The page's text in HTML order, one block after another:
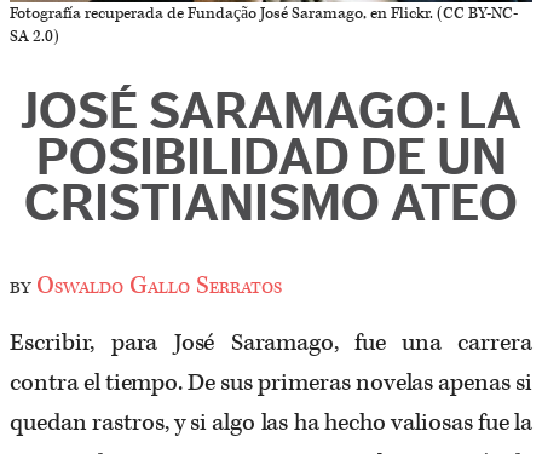
Fotografía recuperada de Fundação José Saramago, en Flickr. (CC BY-NC-
SA 2.0)
JOSÉ SARAMAGO: LA
POSIBILIDAD DE UN
CRISTIANISMO ATEO
byOswaldo Gallo Serratos
Escribir, para José Saramago, fue una carrera
contra el tiempo. De sus primeras novelas apenas si
quedan rastros, y si algo las ha hecho valiosas fue la